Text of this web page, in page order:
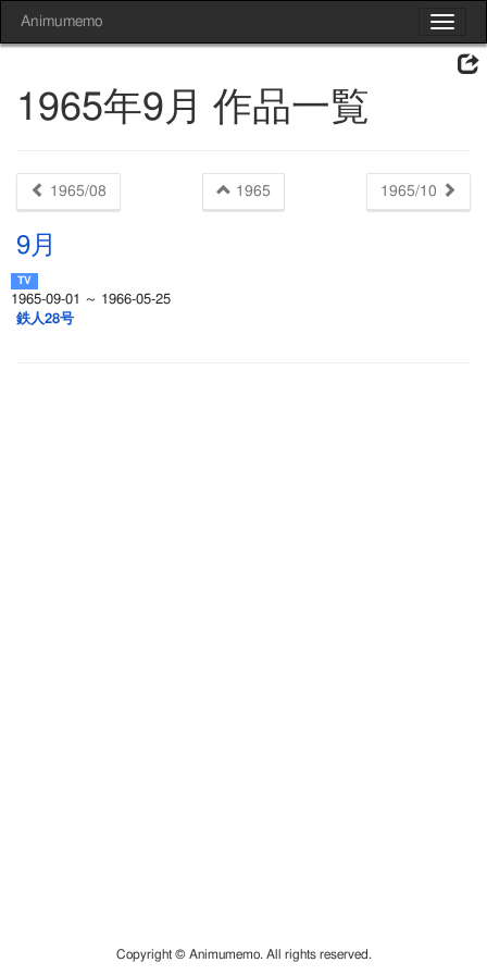
Toggle
Animumemo
1965年9月 作品一覧
1965/08 1965 1965/10
9月
1965-09-01 ～ 1966-05-25
鉄人28号
Copyright © Animumemo. All rights reserved.